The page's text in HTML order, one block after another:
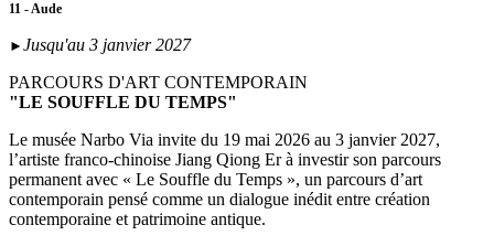
11 - Aude
► Jusqu'au 3 janvier 2027
PARCOURS D'ART CONTEMPORAIN
"LE SOUFFLE DU TEMPS"
Le musée Narbo Via invite du 19 mai 2026 au 3 janvier 2027,
l’artiste franco-chinoise Jiang Qiong Er à investir son parcours
permanent avec « Le Souffle du Temps », un parcours d’art
contemporain pensé comme un dialogue inédit entre création
contemporaine et patrimoine antique.